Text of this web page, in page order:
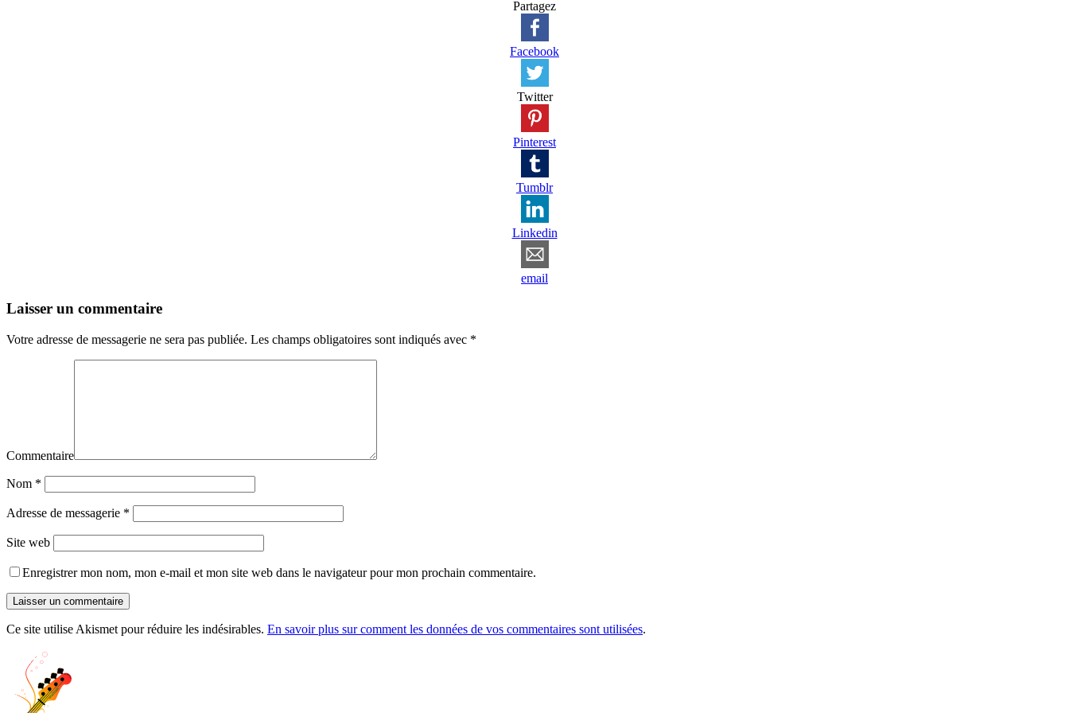
Partagez
Facebook
Twitter
Pinterest
Tumblr
Linkedin
email
Laisser un commentaire
Votre adresse de messagerie ne sera pas publiée. Les champs obligatoires sont indiqués avec *
Commentaire
Nom *
Adresse de messagerie *
Site web
Enregistrer mon nom, mon e-mail et mon site web dans le navigateur pour mon prochain commentaire.
Ce site utilise Akismet pour réduire les indésirables. En savoir plus sur comment les données de vos commentaires sont utilisées.